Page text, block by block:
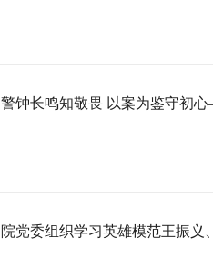
警钟长鸣知敬畏 以案为鉴守初
院党委组织学习英雄模范王振义